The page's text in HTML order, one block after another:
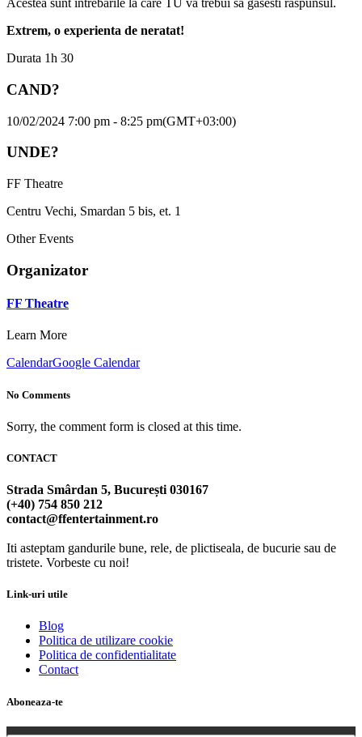
Acestea sunt intrebarile la care TU va trebui sa gasesti raspunsul.
Extrem, o experienta de neratat!
Durata 1h 30
CAND?
10/02/2024 7:00 pm - 8:25 pm(GMT+03:00)
UNDE?
FF Theatre
Centru Vechi, Smardan 5 bis, et. 1
Other Events
Organizator
FF Theatre
Learn More
CalendarGoogle Calendar
No Comments
Sorry, the comment form is closed at this time.
CONTACT
Strada Smârdan 5, București 030167
(+40) 754 850 212
contact@ffentertainment.ro
Iti asteptam gandurile bune, rele, de plictiseala, de bucurie sau de
tristete. Vorbeste cu noi!
Link-uri utile
Blog
Politica de utilizare cookie
Politica de confidentialitate
Contact
Aboneaza-te